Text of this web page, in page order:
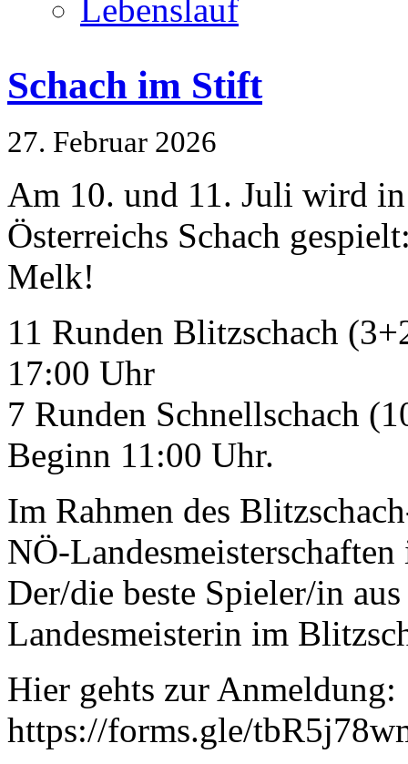
Lebenslauf
Schach im Stift
27. Februar 2026
Am 10. und 11. Juli wird in
Österreichs Schach
Melk!
11 Runden Blitzschach
17:00 Uhr
7 Runden Schnellschach
Beginn 11:00 Uhr.
Im Rahmen des
NÖ-
Der/die beste Spieler/in
Landesmeisterin im
Hier gehts zur Anmeldung:
https://forms.gle/